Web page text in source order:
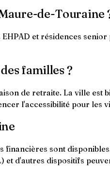
de-Touraine
et résidences
familles ?
de retraite. La ville est
l'accessibilité pour les
financières sont
et d'autres dispositifs